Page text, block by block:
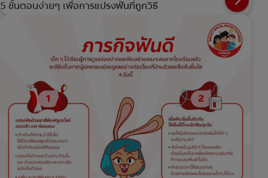
5 ขั้นตอนง่ายๆ เพื่อการแปรงฟันที่ถูกวิธี